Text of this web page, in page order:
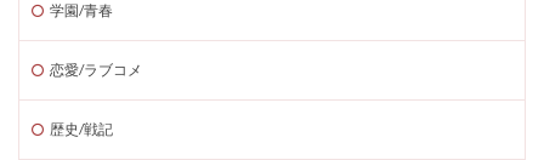
学園/青春
恋愛/ラブコメ
歴史/戦記